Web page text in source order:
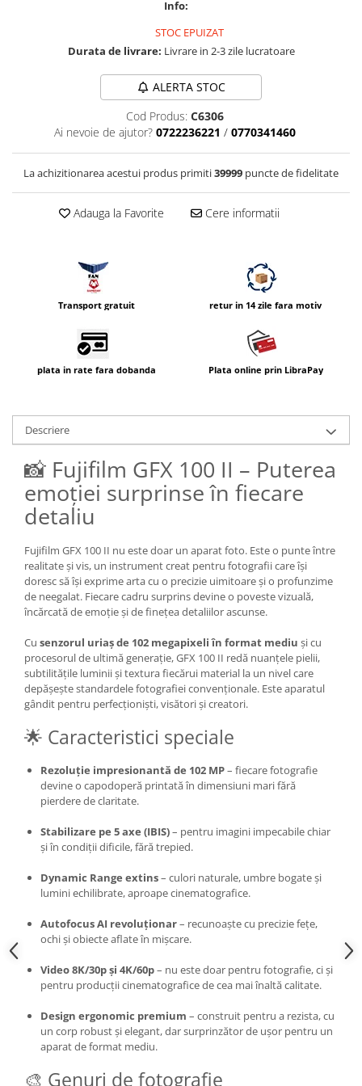
Info:
STOC EPUIZAT
Durata de livrare: Livrare in 2-3 zile lucratoare
ALERTA STOC
Cod Produs: C6306
Ai nevoie de ajutor? 0722236221 / 0770341460
La achizitionarea acestui produs primiti39999 puncte de fidelitate
Adauga la Favorite Cere informatii
Transport gratuit retur in 14 zile fara motiv
plata in rate fara dobanda Plata online prin LibraPay
Descriere
📸 Fujifilm GFX 100 II – Puterea
emoției surprinse în fiecare
detaliu
Fujifilm GFX 100 II nu este doar un aparat foto. Este o punte între
realitate și vis, un instrument creat pentru fotografii care își
doresc să își exprime arta cu o precizie uimitoare și o profunzime
de neegalat. Fiecare cadru surprins devine o poveste vizuală,
încărcată de emoție și de finețea detaliilor ascunse.
Cu senzorul uriaș de 102 megapixeli în format mediu și cu
procesorul de ultimă generație, GFX 100 II redă nuanțele pielii,
subtilitățile luminii și textura fiecărui material la un nivel care
depășește standardele fotografiei convenționale. Este aparatul
gândit pentru perfecționiști, visători și creatori.
🌟 Caracteristici speciale
Rezoluție impresionantă de 102 MP– fiecare fotografie
devine o capodoperă printată în dimensiuni mari fără
pierdere de claritate.
Stabilizare pe 5 axe (IBIS)– pentru imagini impecabile chiar
și în condiții dificile, fără trepied.
Dynamic Range extins– culori naturale, umbre bogate și
lumini echilibrate, aproape cinematografice.
Autofocus AI revoluționar– recunoaște cu precizie fețe,
ochi și obiecte aflate în mișcare.
Video 8K/30p și 4K/60p– nu este doar pentru fotografie, ci și
pentru producții cinematografice de cea mai înaltă calitate.
Design ergonomic premium – construit pentru a rezista, cu
un corp robust și elegant, dar surprinzător de ușor pentru un
aparat de format mediu.
🎨 Genuri de fotografie